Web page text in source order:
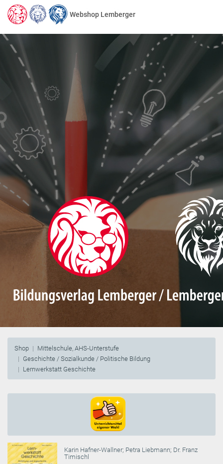
Webshop Lemberger
Shop
Mittelschule, AHS-Unterstufe
Geschichte / Sozialkunde / Politische Bildung
Lernwerkstatt Geschichte
Karin Hafner-Wallner; Petra Liebmann; Dr. Franz
Timischl